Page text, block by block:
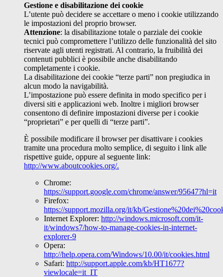
Gestione e disabilitazione dei cookie
L’utente può decidere se accettare o meno i cookie utilizzando
le impostazioni del proprio browser.
Attenzione: la disabilitazione totale o parziale dei cookie
tecnici può compromettere l’utilizzo delle funzionalità del sito
riservate agli utenti registrati. Al contrario, la fruibilità dei
contenuti pubblici è possibile anche disabilitando
completamente i cookie.
La disabilitazione dei cookie “terze parti” non pregiudica in
alcun modo la navigabilità.
L’impostazione può essere definita in modo specifico per i
diversi siti e applicazioni web. Inoltre i migliori browser
consentono di definire impostazioni diverse per i cookie
“proprietari” e per quelli di “terze parti”.
È possibile modificare il browser per disattivare i cookies
tramite una procedura molto semplice, di seguito i link alle
rispettive guide, oppure al seguente link:
http://www.aboutcookies.org/.
Chrome:
https://support.google.com/chrome/answer/95647?hl=it
Firefox:
https://support.mozilla.org/it/kb/
Internet Explorer: http://windows.microsoft.com/it-
it/windows7/how-to-manage-cookies-in-internet-
explorer-9
Opera:
http://help.opera.com/Windows/10.00/it/cookies.html
Safari: http://support.apple.com/kb/HT1677?
viewlocale=it_IT